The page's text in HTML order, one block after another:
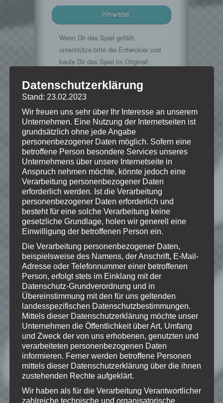
Hinweise
Wenn Dir das Spiel gefällt,
unterstütze bitte die Entwickler und
kaufe Dir das Spiel im Original!
Offizielle
Seite:http://www.ftlgame.com/
Copyright Subset Games, LLC 2011
Wie gefällt dir dieser Beitrag?
Klicke hier und lasse
eine Bewertung da!
Schreibe einen Kommentar
Deine E-Mail-Adresse wird nicht
veröffentlicht. Erforderliche Felder
sind mit*markiert
Kommentar*
Datenschutzerklärung
Stand: 23.02.2023
Wir freuen uns sehr über Ihr Interesse an unserem
Unternehmen. Eine Nutzung der Internetseiten ist
grundsätzlich ohne jede Angabe
personenbezogener Daten möglich. Sofern eine
betroffene Person besondere Services unseres
Unternehmens über unsere Internetseite in
Anspruch nehmen möchte, könnte jedoch eine
Verarbeitung personenbezogener Daten
erforderlich werden. Ist die Verarbeitung
personenbezogener Daten erforderlich und
besteht für eine solche Verarbeitung keine
gesetzliche Grundlage, holen wir generell eine
Einwilligung der betroffenen Person ein.
Die Verarbeitung personenbezogener Daten,
beispielsweise des Namens, der Anschrift, E-Mail-
Adresse oder Telefonnummer einer betroffenen
Person, erfolgt stets im Einklang mit der
Datenschutz-Grundverordnung und in
Übereinstimmung mit den für uns geltenden
landesspezifischen Datenschutzbestimmungen.
Mittels dieser Datenschutzerklärung möchte unser
Unternehmen die Öffentlichkeit über Art, Umfang
und Zweck der von uns erhobenen, genutzten und
verarbeiteten personenbezogenen Daten
informieren. Ferner werden betroffene Personen
mittels dieser Datenschutzerklärung über die ihnen
zustehenden Rechte aufgeklärt.
Wir haben als für die Verarbeitung Verantwortlicher
zahlreiche technische und organisatorische